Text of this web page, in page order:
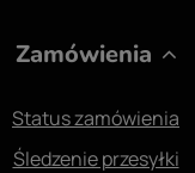
Zamówienia
Status zamówienia
Śledzenie przesyłki